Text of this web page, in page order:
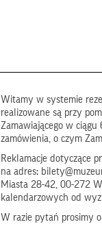
Witamy w systemie
realizowane są przy
Zamawiającego w
zamówienia, o czym
Reklamacje dotyczące
na adres:
Miasta 28-42, 00-272
kalendarzowych od
W razie pytań prosimy